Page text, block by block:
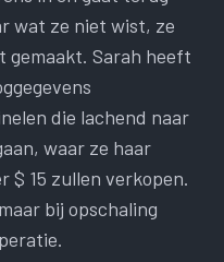
wat ze niet wist, ze
gemaakt. Sarah heeft
die lachend naar
waar ze haar
$ 15 zullen verkopen.
bij opschaling